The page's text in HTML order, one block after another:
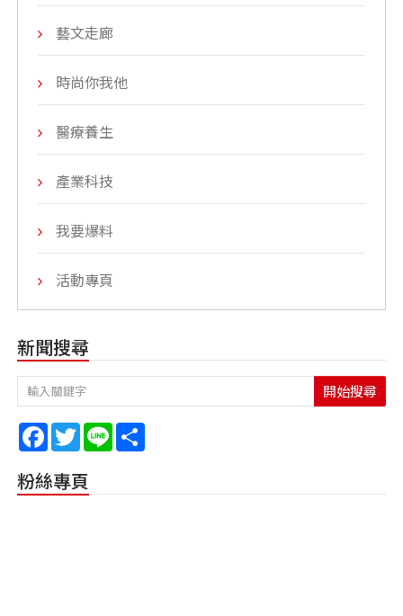
藝文走廊
時尚你我他
醫療養生
產業科技
我要爆料
活動專頁
新聞搜尋
開始搜尋
Facebook
TwitterLine
粉絲專頁